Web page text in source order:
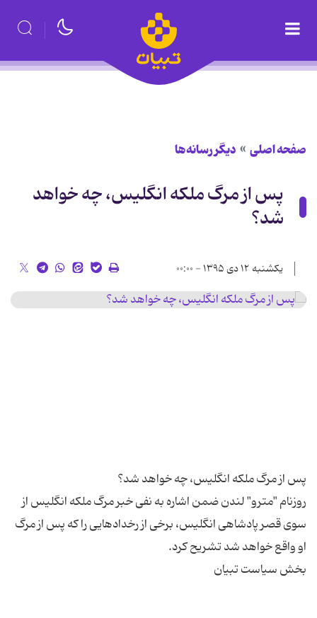
صفحه اصلی دیگر رسانه‌ها
پس از مرگ ملکه انگلیس، چه خواهد
شد؟
یکشنبه ۱۲ دی ۱۳۹۵ - ۰۰:۰۰
روزنام "مترو" لندن ضمن اشاره به نفی خبر مرگ ملکه انگلیس از
سوی قصر پادشاهی انگلیس، برخی از رخدادهایی را که پس از مرگ